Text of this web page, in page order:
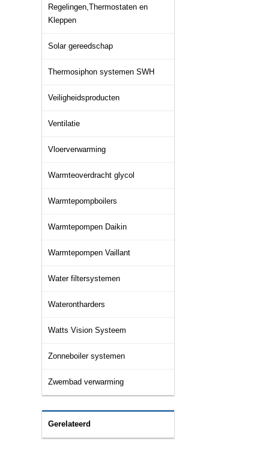
Regelingen,Thermostaten en
Kleppen
Solar gereedschap
Thermosiphon systemen SWH
Veiligheidsproducten
Ventilatie
Vloerverwarming
Warmteoverdracht glycol
Warmtepompboilers
Warmtepompen Daikin
Warmtepompen Vaillant
Water filtersystemen
Waterontharders
Watts Vision Systeem
Zonneboiler systemen
Zwembad verwarming
Gerelateerd